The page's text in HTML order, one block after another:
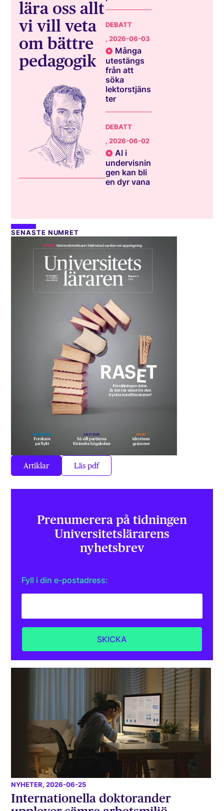
lära oss allt
vi vill veta
om bättre
pedagogik
DEBATT
, 2026-06-03
Många
utestängs
från att
söka
lektorstjäns
ter
DEBATT
, 2026-06-02
AI i
undervisnin
gen kan bli
en dyr vana
SENASTE NUMRET
Artiklar Läs pdf
Prenumerera på tidningen
Universitets­lärarens
nyhetsbrev
Fyll i din e-postadress:
NYHETER, 2026-06-25
Internationella doktorander